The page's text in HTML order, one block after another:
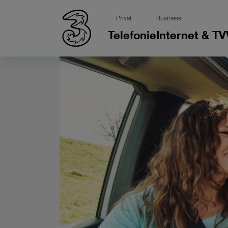
Privat Business
TelefonieInternet & TV